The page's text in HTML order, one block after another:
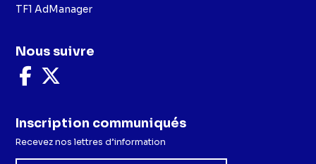
TF1 AdManager
Nous suivre
Nous
suivre
Facebook
X
Inscription communiqués
Recevez nos lettres d’information